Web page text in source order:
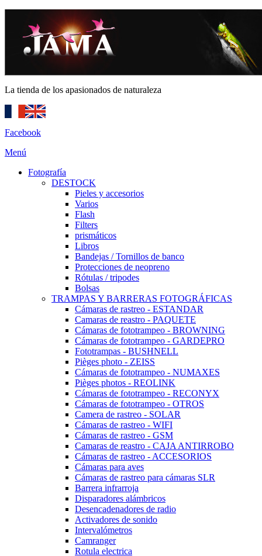
La tienda de los apasionados de naturaleza
Facebook
Menú
Fotografía
DESTOCK
Pieles y accesorios
Varios
Flash
Filters
prismáticos
Libros
Bandejas / Tornillos de banco
Protecciones de neopreno
Rótulas / tripodes
Bolsas
TRAMPAS Y BARRERAS FOTOGRÁFICAS
Cámaras de rastreo - ESTANDAR
Camaras de reastro - PAQUETE
Cámaras de fototrampeo - BROWNING
Cámaras de fototrampeo - GARDEPRO
Fototrampas - BUSHNELL
Pièges photo - ZEISS
Cámaras de fototrampeo - NUMAXES
Pièges photos - REOLINK
Cámaras de fototrampeo - RECONYX
Cámaras de fototrampeo - OTROS
Camera de rastreo - SOLAR
Cámaras de rastreo - WIFI
Cámaras de rastreo - GSM
Camaras de reastro - CAJA ANTIRROBO
Cámaras de rastreo - ACCESORIOS
Cámaras para aves
Cámaras de rastreo para cámaras SLR
Barrera infrarroja
Disparadores alámbricos
Desencadenadores de radio
Activadores de sonido
Intervalómetros
Camranger
Rotula electrica